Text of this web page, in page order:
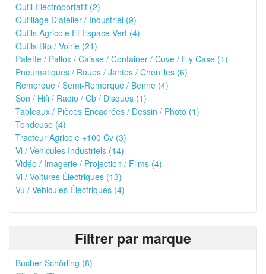
Outil Electroportatif (2)
Outillage D'atelier / Industriel (9)
Outils Agricole Et Espace Vert (4)
Outils Btp / Voirie (21)
Palette / Pallox / Caisse / Container / Cuve / Fly Case (1)
Pneumatiques / Roues / Jantes / Chenilles (6)
Remorque / Semi-Remorque / Benne (4)
Son / Hifi / Radio / Cb / Disques (1)
Tableaux / Pièces Encadrées / Dessin / Photo (1)
Tondeuse (4)
Tracteur Agricole +100 Cv (3)
Vi / Vehicules Industriels (14)
Vidéo / Imagerie / Projection / Films (4)
Vl / Voitures Électriques (13)
Vu / Vehicules Électriques (4)
Filtrer par marque
Bucher Schörling (8)